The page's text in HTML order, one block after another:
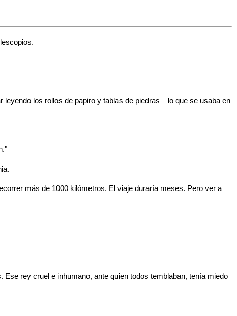
los rollos de papiro y tablas de piedras – lo que se usaba en
más de 1000 kilómetros. El viaje duraría meses. Pero ver a
rey cruel e inhumano, ante quien todos temblaban, tenía miedo